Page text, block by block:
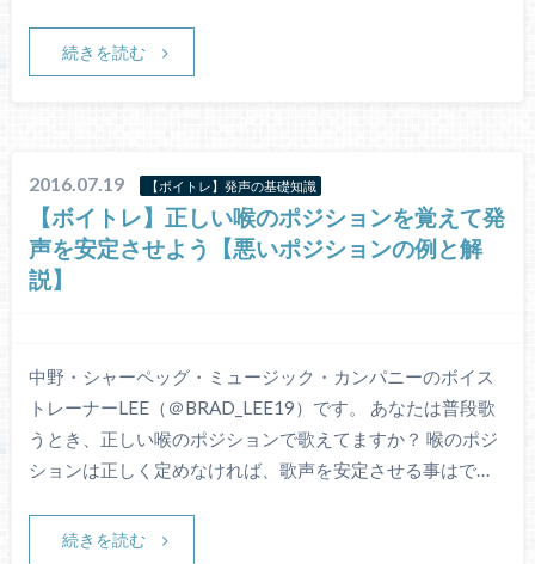
続きを読む
2016.07.19 【ボイトレ】発声の基礎知識
【ボイトレ】正しい喉のポジションを覚えて発
声を安定させよう【悪いポジションの例と解
説】
中野・シャーペッグ・ミュージック・カンパニーのボイス
トレーナーLEE（＠BRAD_LEE19）です。 あなたは普段歌
うとき、正しい喉のポジションで歌えてますか？ 喉のポジ
ションは正しく定めなければ、歌声を安定させる事はで…
続きを読む